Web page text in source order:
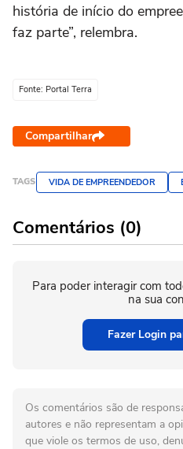
história de início do
faz parte”, relembra.
Fonte: Portal Terra
Compartilhar
TAGS VIDA DE EMPREENDEDOR
Comentários (0)
Para poder interagir com
na sua
Fazer Login
Os comentários são de
autores e não representam a
que viole os termos de uso,